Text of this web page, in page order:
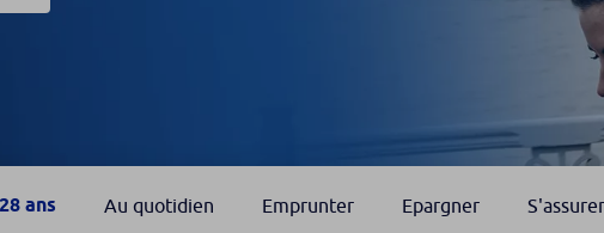
ans Au quotidien Emprunter Epargner S'assurer